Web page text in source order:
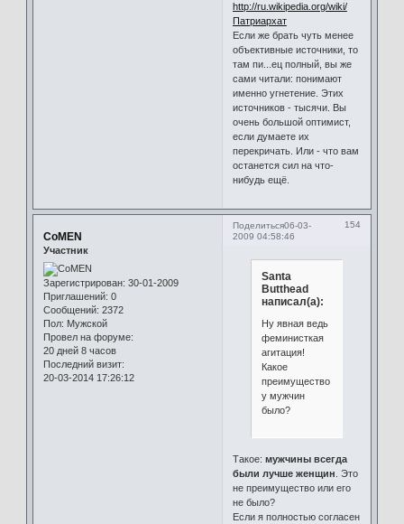
http://ru.wikipedia.org/wiki/
Патриархат
Если же брать чуть менее
объективные источники, то
там пи...ец полный, вы же
сами читали: понимают
именно угнетение. Этих
источников - тысячи. Вы
очень большой оптимист,
если думаете их
перекричать. Или - что вам
останется сил на что-
нибудь ещё.
Поделиться 154
06-03-
2009 04:58:46
CoMEN
Участник
Зарегистрирован: 30-01-2009
Приглашений: 0
Сообщений: 2372
Пол: Мужской
Провел на форуме:
20 дней 8 часов
Последний визит:
20-03-2014 17:26:12
Santa
Butthead
написал(а):
Ну явная ведь
феминисткая
агитация!
Какое
преимущество
у мужчин
было?
Такое: мужчины всегда
были лучше женщин . Это
не преимущество или его
не было?
Если я полностью согласен